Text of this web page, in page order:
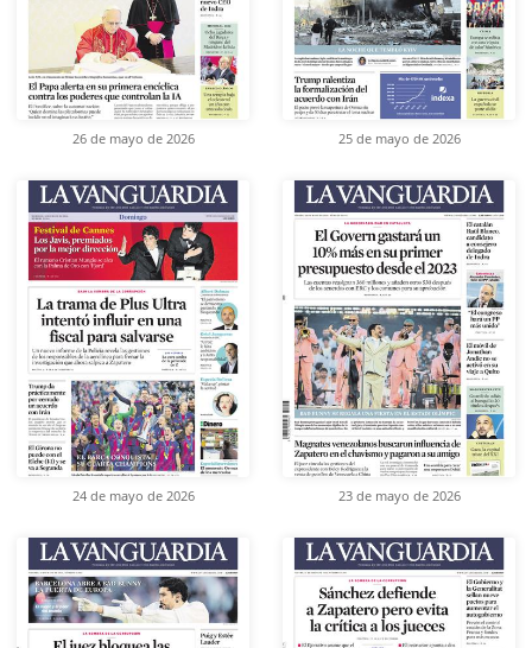
26 de mayo de 2026 25 de mayo de 2026
24 de mayo de 2026 23 de mayo de 2026